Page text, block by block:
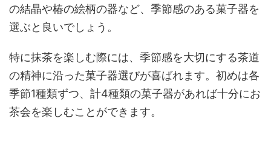
の結晶や椿の絵柄の器など、季節感のある菓子器を
選ぶと良いでしょう。
特に抹茶を楽しむ際には、季節感を大切にする茶道
の精神に沿った菓子器選びが喜ばれます。初めは各
季節1種類ずつ、計4種類の菓子器があれば十分にお
茶会を楽しむことができます。